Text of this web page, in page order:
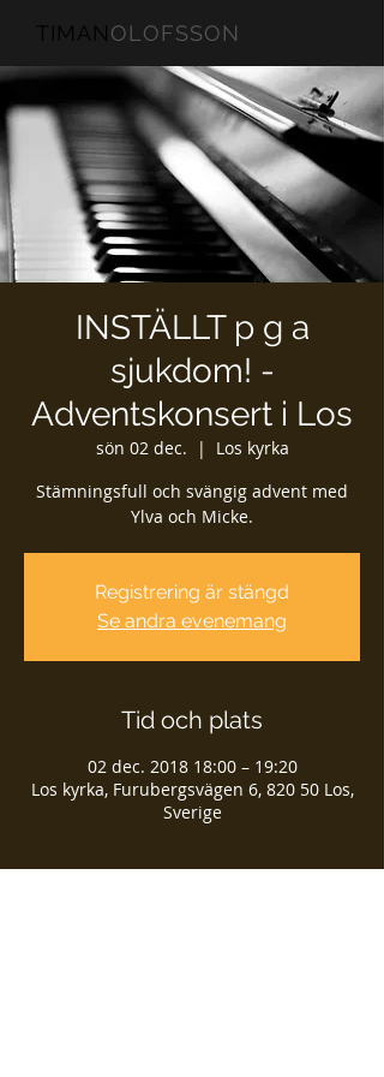
TIMANOLOFSSON
INSTÄLLT p g a
sjukdom! -
Adventskonsert i Los
sön 02 dec.
  |
Los kyrka
Stämningsfull och svängig advent med
Ylva och Micke.
Registrering är stängd
Se andra evenemang
Tid och plats
02 dec. 2018 18:00 – 19:20
Los kyrka, Furubergsvägen 6, 820 50 Los,
Sverige